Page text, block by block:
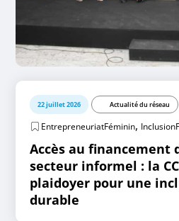
22 juillet 2026 Actualité du réseau
EntrepreneuriatFéminin,
Accès au financement
secteur informel : la
plaidoyer pour une
durable